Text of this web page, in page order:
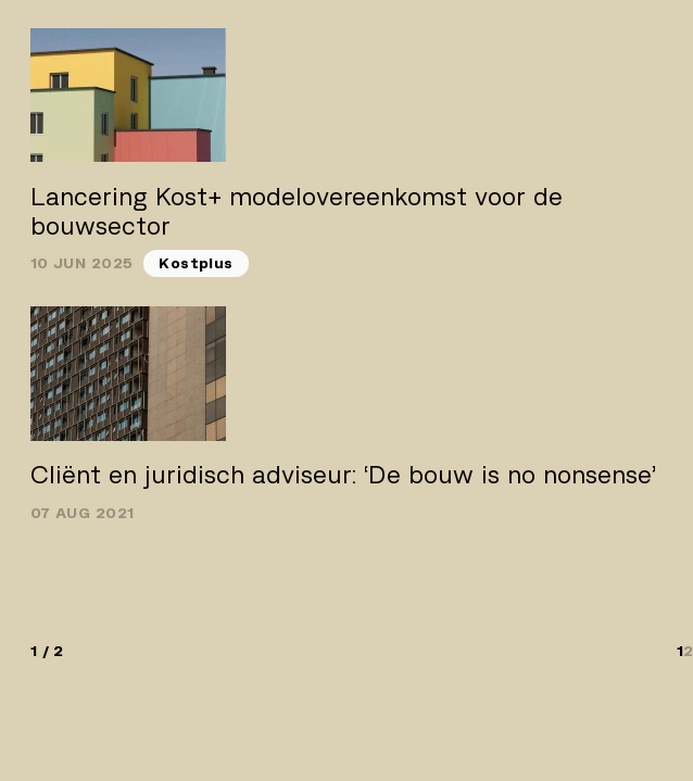
Lancering Kost+ modelovereenkomst voor de
bouwsector
10 JUN 2025 Kostplus
Cliënt en juridisch adviseur: ‘De bouw is no­ nonsense’
07 AUG 2021
1 / 2 12